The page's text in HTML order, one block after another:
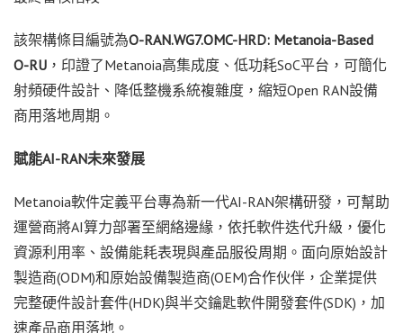
該架構條目編號為O-RAN.WG7.OMC-HRD: Metanoia-Based
O-RU ，印證了Metanoia高集成度、低功耗SoC平台，可簡化
射頻硬件設計、降低整機系統複雜度，縮短Open RAN設備
商用落地周期。
賦能AI-RAN未來發展
Metanoia軟件定義平台專為新一代AI-RAN架構研發，可幫助
運營商將AI算力部署至網絡邊緣，依托軟件迭代升級，優化
資源利用率、設備能耗表現與產品服役周期。面向原始設計
製造商(ODM)和原始設備製造商(OEM)合作伙伴，企業提供
完整硬件設計套件(HDK)與半交鑰匙軟件開發套件(SDK)，加
速產品商用落地。